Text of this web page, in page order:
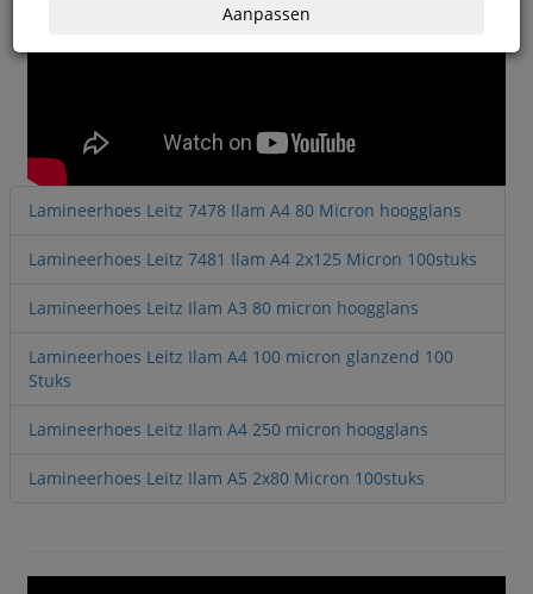
Lamineerhoes Leitz 7478 Ilam A4 80 Micron hoogglans
Lamineerhoes Leitz 7481 Ilam A4 2x125 Micron 100stuks
Lamineerhoes Leitz Ilam A3 80 micron hoogglans
Lamineerhoes Leitz Ilam A4 100 micron glanzend 100
Stuks
Lamineerhoes Leitz Ilam A4 250 micron hoogglans
Lamineerhoes Leitz Ilam A5 2x80 Micron 100stuks
Aanpassen